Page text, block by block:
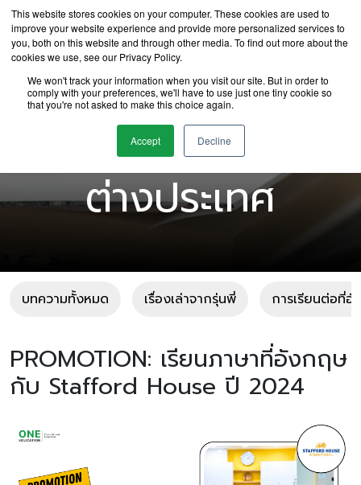
This website stores cookies on your computer. These cookies are used to
improve your website experience and provide more personalized services to
you, both on this website and through other media. To find out more about the
cookies we use, see our Privacy Policy.
We won't track your information when you visit our site. But in order to
comply with your preferences, we'll have to use just one tiny cookie so
that you're not asked to make this choice again.
Accept Decline
บทความเรียนต่อ
ต่างประเทศ
บทความทั้งหมด เรื่องเล่าจากรุ่นพี่ การเรียนต่อที่
PROMOTION: เรียนภาษาที่อังกฤษ
กับ Stafford House ปี 2024